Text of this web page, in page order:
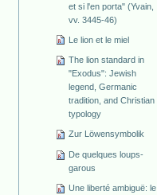
et si l'en porta" (Yvain,
vv. 3445-46)
Le lion et le miel
The lion standard in
"Exodus": Jewish
legend, Germanic
tradition, and Christian
typology
Zur Löwensymbolik
De quelques loups-
garous
Une liberté ambiguë: le